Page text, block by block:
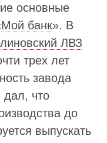
основные
Мой банк». В
ЛВЗ
трех лет
завода
дал, что
до
выпускать